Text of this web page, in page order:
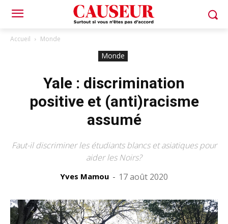
Accueil Monde
Monde
Yale : discrimination
positive et (anti)racisme
assumé
Faut-il discriminer les étudiants blancs et asiatiques pour
aider les Noirs?
Yves Mamou - 17 août 2020